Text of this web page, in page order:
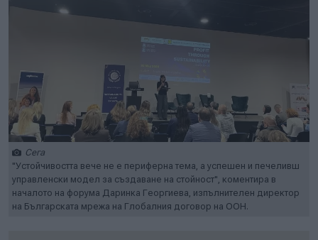
Сега
"Устойчивостта вече не е периферна тема, а успешен и печеливш
управленски модел за създаване на стойност", коментира в
началото на форума Даринка Георгиева, изпълнителен директор
на Българската мрежа на Глобалния договор на ООН.